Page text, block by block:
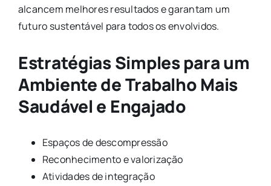
alcancem melhores resultados e garantam um
futuro sustentável para todos os envolvidos.
Estratégias Simples para um
Ambiente de Trabalho Mais
Saudável e Engajado
Espaços de descompressão
Reconhecimento e valorização
Atividades de integração